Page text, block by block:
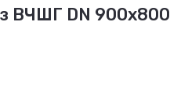
ВЧШГ DN 900х800